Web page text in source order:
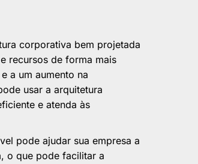
corporativa bem projetada
recursos de forma mais
a um aumento na
usar a arquitetura
e atenda às
pode ajudar sua empresa a
o que pode facilitar a